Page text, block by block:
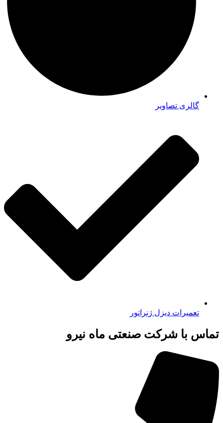
گالری تصاویر
تعمیرات دیزل ژنراتور
تماس با شرکت صنعتی ماه نیرو